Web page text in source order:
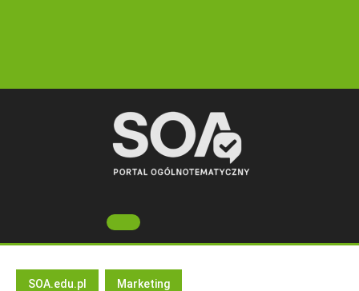
Open
Button
SOA.edu.pl Marketing